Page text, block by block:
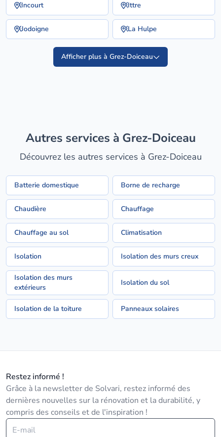
Incourt Ittre
Jodoigne La Hulpe
Afficher plus à Grez-Doiceau
Autres services à Grez-Doiceau
Découvrez les autres services à Grez-Doiceau
Batterie domestique Borne de recharge
Chaudière Chauffage
Chauffage au sol Climatisation
Isolation Isolation des murs creux
Isolation des murs
extérieurs
Isolation du sol
Isolation de la toiture Panneaux solaires
Restez informé !
Grâce à la newsletter de Solvari, restez informé des
dernières nouvelles sur la rénovation et la durabilité, y
compris des conseils et de l'inspiration !